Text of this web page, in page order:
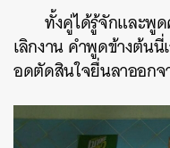
ทั้งคู่ได้รู้จักและพู
เลิกงาน คำพูดข้างต้น
อดตัดสินใจยื่นลาออก